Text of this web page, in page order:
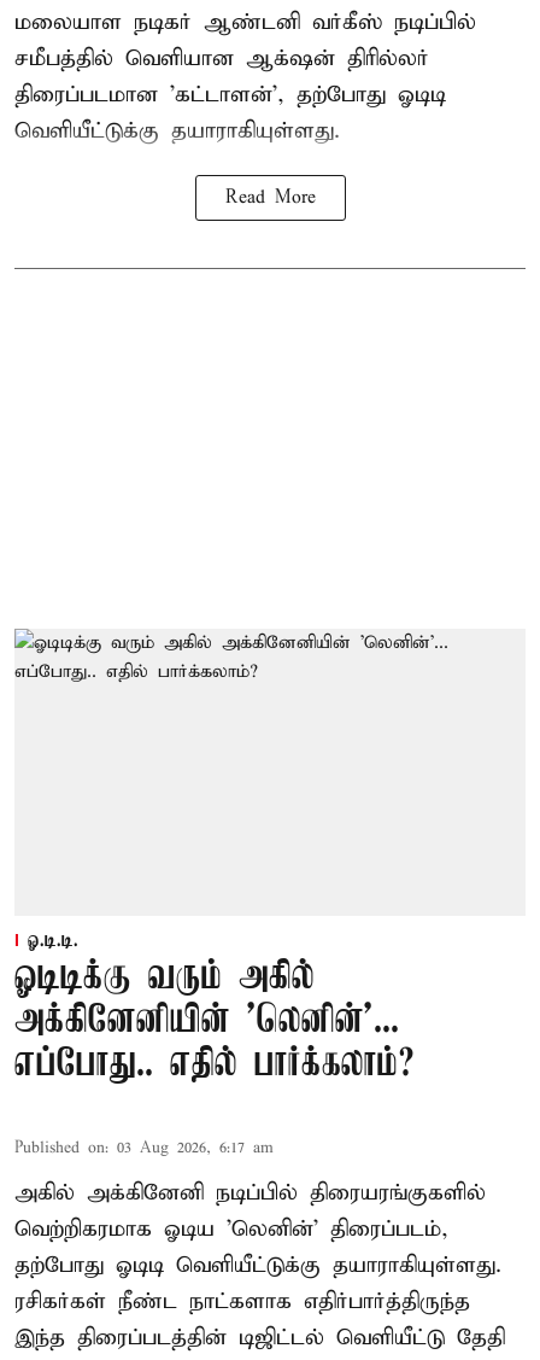
மலையாள நடிகர் ஆண்டனி வர்கீஸ் நடிப்பில்
சமீபத்தில் வெளியான ஆக்‌ஷன் திரில்லர்
திரைப்படமான 'கட்டாளன்', தற்போது ஓடிடி
வெளியீட்டுக்கு தயாராகியுள்ளது.
Read More
ஓ.டி.டி.
ஓடிடிக்கு வரும் அகில்
அக்கினேனியின் 'லெனின்'...
எப்போது.. எதில் பார்க்கலாம்?
Published on: 03 Aug 2026, 6:17 am
அகில் அக்கினேனி நடிப்பில் திரையரங்குகளில்
வெற்றிகரமாக ஓடிய 'லெனின்' திரைப்படம்,
தற்போது ஓடிடி வெளியீட்டுக்கு தயாராகியுள்ளது.
ரசிகர்கள் நீண்ட நாட்களாக எதிர்பார்த்திருந்த
இந்த திரைப்படத்தின் டிஜிட்டல் வெளியீட்டு தேதி